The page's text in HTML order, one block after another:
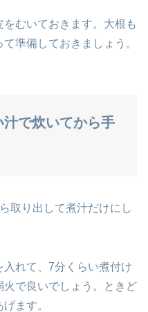
むいておきます。大根も
準備しておきましょう。
で炊いてから手
取り出して煮汁だけにし
れて、7分くらい煮付け
火で良いでしょう。ときど
ます。